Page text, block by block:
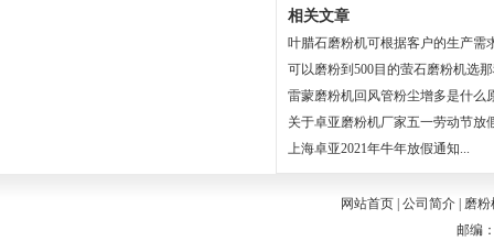
相关文章
叶腊石磨粉机可根据客户的生产需
可以磨粉到500目的萤石磨粉机选
雷蒙磨粉机回风管粉尘增多是什么
关于卓亚磨粉机厂家五一劳动节放
上海卓亚2021年牛年放假通知...
网站首页 公司简介
磨粉
邮编